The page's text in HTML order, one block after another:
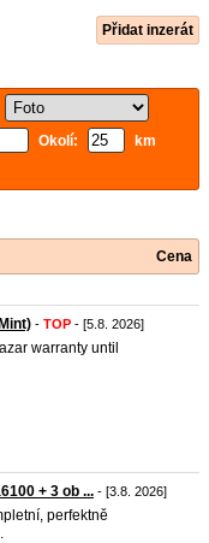
Přidat inzerát
Okolí:
km
Cena
- TOP - [5.8. 2026]
warranty until
+ 3 ob ... - [3.8. 2026]
perfektně